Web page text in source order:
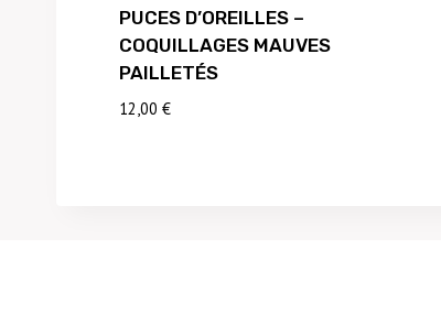
PUCES D’OREILLES –
COQUILLAGES MAUVES
PAILLETÉS
12,00 €